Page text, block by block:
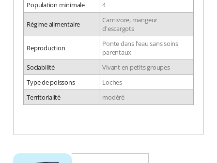
Population minimale
4
Régime alimentaire
Carnivore, mangeur
d'escargots
Reproduction
Ponte dans l'eau sans soins
parentaux
Sociabilité
Vivant en petits groupes
Type de poissons
Loches
Territorialité
modéré